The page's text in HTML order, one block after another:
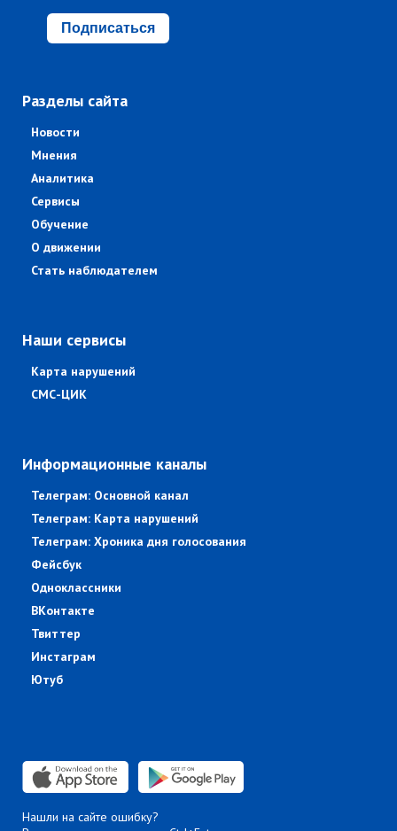
Подписаться
Разделы сайта
Новости
Мнения
Аналитика
Сервисы
Обучение
О движении
Стать наблюдателем
Наши сервисы
Карта нарушений
СМС-ЦИК
Информационные каналы
Телеграм: Основной канал
Телеграм: Карта нарушений
Телеграм: Хроника дня голосования
Фейсбук
Одноклассники
ВКонтакте
Твиттер
Инстаграм
Ютуб
Нашли на сайте ошибку?